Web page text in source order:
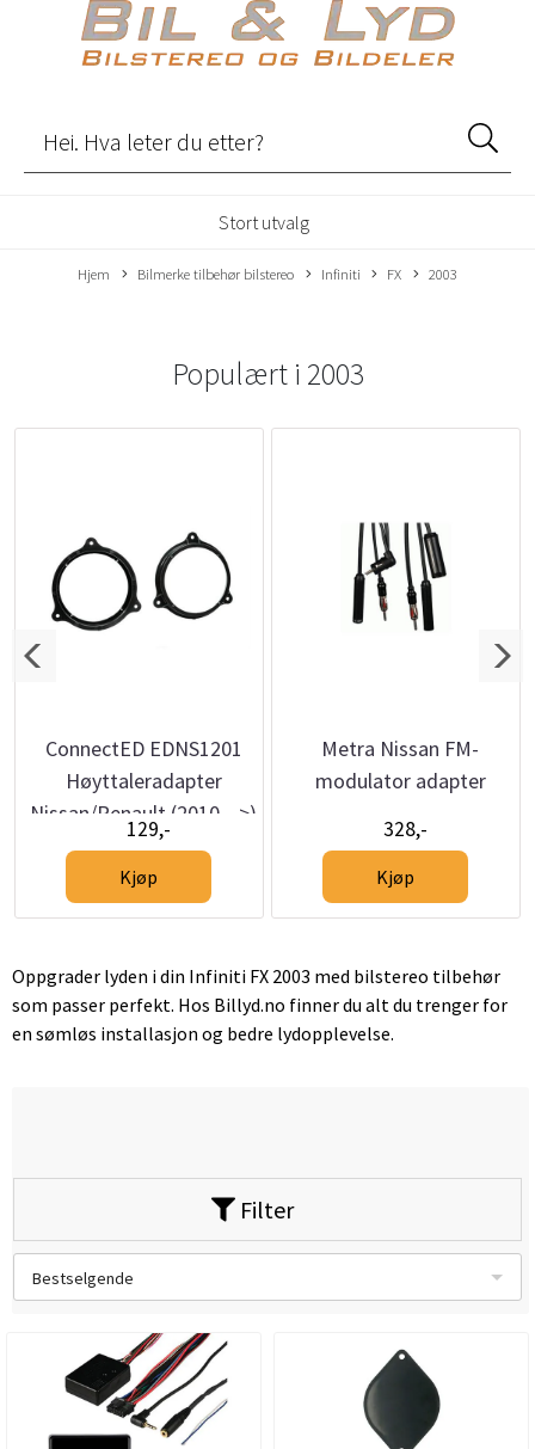
Stort utvalg
Hjem Bilmerke tilbehør bilstereo Infiniti FX 2003
Populært i 2003
ConnectED EDNS1201
Høyttaleradapter
Nissan/Renault (2010 -->)
129,-
Kjøp
Metra Nissan FM-
modulator adapter
328,-
Kjøp
Oppgrader lyden i din Infiniti FX 2003 med bilstereo tilbehør
som passer perfekt. Hos Billyd.no finner du alt du trenger for
en sømløs installasjon og bedre lydopplevelse.
Filter
Bestselgende